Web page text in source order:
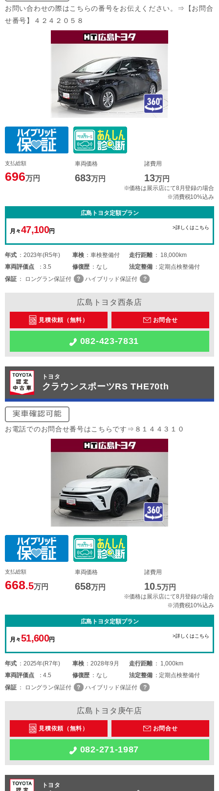
お問い合わせの際はこちらの番号をお伝えください。⇒【お問合
せ番号】４２４２０５８
支払総額
696万円
車両価格
683万円
諸費用
13万円
※価格は展示店にて8月登録の場合
※消費税10%込み
広島トヨタ定額プラン
月々47,100円
>詳しくはこちら
年式 2023年(R5年) 車検 車検整備付 走行距離
18,000km
車両評価点 3.5 修復歴 なし 法定整備
定期点検整備付
保証
ロングラン保証付 ハイブリッド保証付
広島トヨタ西条店
見積依頼（無料） お問合せ
082-423-7831
トヨタ
クラウンスポーツRS THE70th
お電話でのお問合せ番号はこちらです⇒８１４４３１０
支払総額
668.5万円
車両価格
658万円
諸費用
10.5万円
※価格は展示店にて8月登録の場合
※消費税10%込み
広島トヨタ定額プラン
月々51,600円
>詳しくはこちら
年式 2025年(R7年) 車検 2028年9月 走行距離
1,000km
車両評価点 4.5 修復歴 なし 法定整備
定期点検整備付
保証
ロングラン保証付 ハイブリッド保証付
広島トヨタ庚午店
見積依頼（無料） お問合せ
082-271-1987
トヨタ